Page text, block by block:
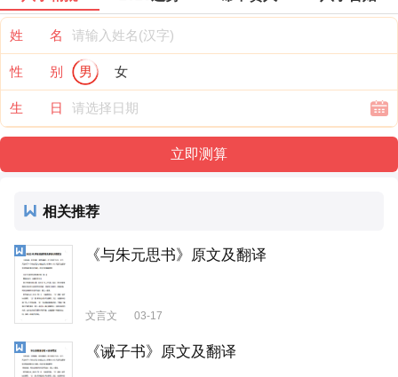
姓 名
性 别 男 女
生 日
相关推荐
《与朱元思书》原文及翻译
文言文 03-17
《诫子书》原文及翻译